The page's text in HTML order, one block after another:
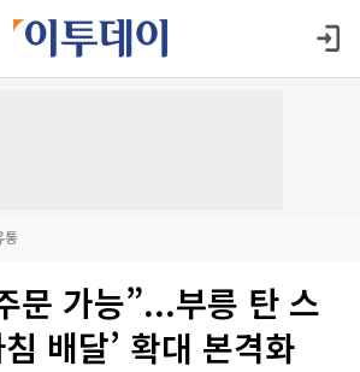
통
문 가능”...부릉 탄 스
배달’ 확대 본격화